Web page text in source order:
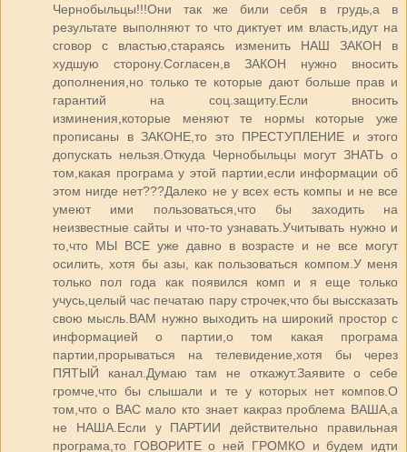
Чернобыльцы!!!Они так же били себя в грудь,а в
результате выполняют то что диктует им власть,идут на
сговор с властью,стараясь изменить НАШ ЗАКОН в
худшую сторону.Согласен,в ЗАКОН нужно вносить
дополнения,но только те которые дают больше прав и
гарантий на соц.защиту.Если вносить
изминения,которые меняют те нормы которые уже
прописаны в ЗАКОНЕ,то это ПРЕСТУПЛЕНИЕ и этого
допускать нельзя.Откуда Чернобыльцы могут ЗНАТЬ о
том,какая програма у этой партии,если информации об
этом нигде нет???Далеко не у всех есть компы и не все
умеют ими пользоваться,что бы заходить на
неизвестные сайты и что-то узнавать.Учитывать нужно и
то,что МЫ ВСЕ уже давно в возрасте и не все могут
осилить, хотя бы азы, как пользоваться компом.У меня
только пол года как появился комп и я еще только
учусь,целый час печатаю пару строчек,что бы выссказать
свою мысль.ВАМ нужно выходить на широкий простор с
информацией о партии,о том какая програма
партии,прорываться на телевидение,хотя бы через
ПЯТЫЙ канал.Думаю там не откажут.Заявите о себе
громче,что бы слышали и те у которых нет компов.О
том,что о ВАС мало кто знает какраз проблема ВАША,а
не НАША.Если у ПАРТИИ действительно правильная
програма,то ГОВОРИТЕ о ней ГРОМКО и будем идти